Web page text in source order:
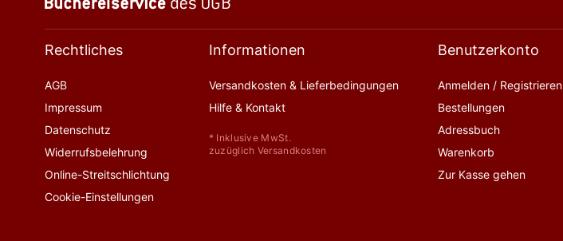
Rechtliches
AGB
Impressum
Datenschutz
Widerrufsbelehrung
Online-Streitschlichtung
Cookie-Einstellungen
Informationen
Versandkosten & Lieferbedingungen
Hilfe & Kontakt
* Inklusive MwSt.
zuzüglich Versandkosten
Benutzerkonto
Anmelden / Registrieren
Bestellungen
Adressbuch
Warenkorb
Zur Kasse gehen